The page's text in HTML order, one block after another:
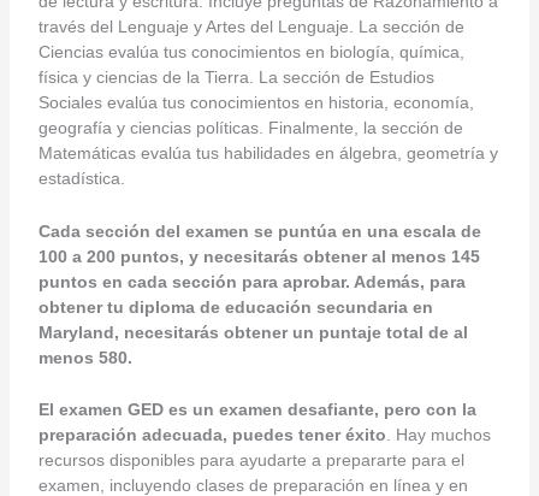
través del Lenguaje y Artes del Lenguaje. La sección de
Ciencias evalúa tus conocimientos en biología, química,
física y ciencias de la Tierra. La sección de Estudios
Sociales evalúa tus conocimientos en historia, economía,
geografía y ciencias políticas. Finalmente, la sección de
Matemáticas evalúa tus habilidades en álgebra, geometría y
estadística.
Cada sección del examen se puntúa en una escala de
100 a 200 puntos, y necesitarás obtener al menos 145
puntos en cada sección para aprobar. Además, para
obtener tu diploma de educación secundaria en
Maryland, necesitarás obtener un puntaje total de al
menos 580.
El examen GED es un examen desafiante, pero con la
preparación adecuada, puedes tener éxito . Hay muchos
recursos disponibles para ayudarte a prepararte para el
examen, incluyendo clases de preparación en línea y en